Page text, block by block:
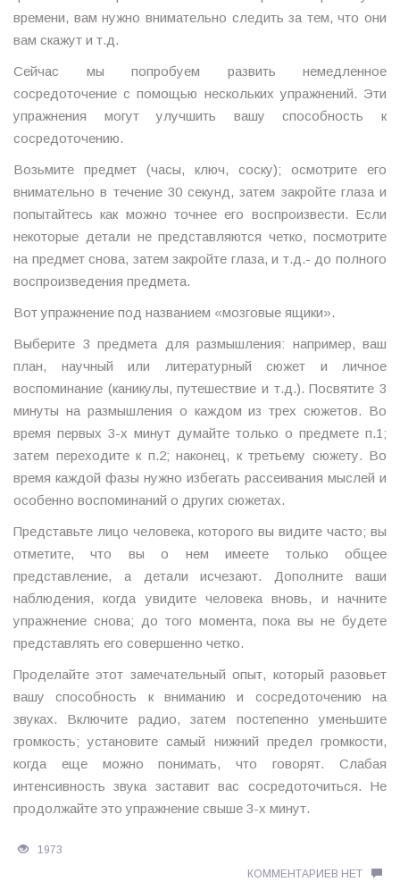
времени, вам нужно внимательно следить за тем, что они
вам скажут и т.д.
Сейчас мы попробуем развить немедленное
сосредоточение с помощью нескольких упражнений. Эти
упражнения могут улучшить вашу способность к
сосредоточению.
Возьмите предмет (часы, ключ, соску); осмотрите его
внимательно в течение 30 секунд, затем закройте глаза и
попытайтесь как можно точнее его воспроизвести. Если
некоторые детали не представляются четко, посмотрите
на предмет снова, затем закройте глаза, и т.д.- до полного
воспроизведения предмета.
Вот упражнение под названием «мозговые ящики».
Выберите 3 предмета для размышления: например, ваш
план, научный или литературный сюжет и личное
воспоминание (каникулы, путешествие и т.д.). Посвятите 3
минуты на размышления о каждом из трех сюжетов. Во
время первых 3-х минут думайте только о предмете п.1;
затем переходите к п.2; наконец, к третьему сюжету. Во
время каждой фазы нужно избегать рассеивания мыслей и
особенно воспоминаний о других сюжетах.
Представьте лицо человека, которого вы видите часто; вы
отметите, что вы о нем имеете только общее
представление, а детали исчезают. Дополните ваши
наблюдения, когда увидите человека вновь, и начните
упражнение снова; до того момента, пока вы не будете
представлять его совершенно четко.
Проделайте этот замечательный опыт, который разовьет
вашу способность к вниманию и сосредоточению на
звуках. Включите радио, затем постепенно уменьшите
громкость; установите самый нижний предел громкости,
когда еще можно понимать, что говорят. Слабая
интенсивность звука заставит вас сосредоточиться. Не
продолжайте это упражнение свыше 3-х минут.
1973
КОММЕНТАРИЕВ НЕТ